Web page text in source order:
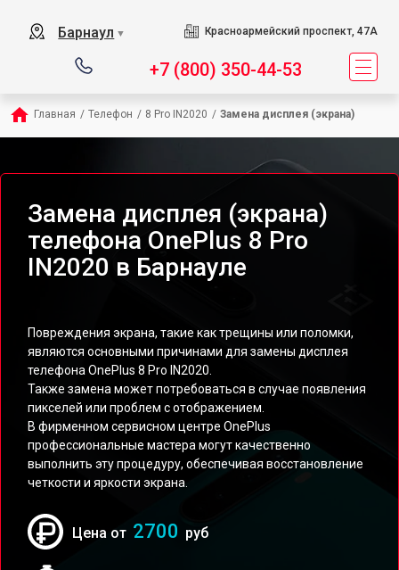
Барнаул ▼ Красноармейский проспект, 47А
+7 (800) 350-44-53
Главная / Телефон / 8 Pro IN2020 / Замена дисплея (экрана)
Замена дисплея (экрана)
телефона OnePlus 8 Pro
IN2020 в Барнауле
Повреждения экрана, такие как трещины или поломки,
являются основными причинами для замены дисплея
телефона OnePlus 8 Pro IN2020.
Также замена может потребоваться в случае появления
пикселей или проблем с отображением.
В фирменном сервисном центре OnePlus
профессиональные мастера могут качественно
выполнить эту процедуру, обеспечивая восстановление
четкости и яркости экрана.
Цена от 2700 руб